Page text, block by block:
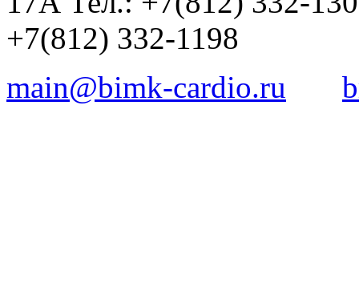
+7(812) 332-1198
main@bimk-cardio.ru